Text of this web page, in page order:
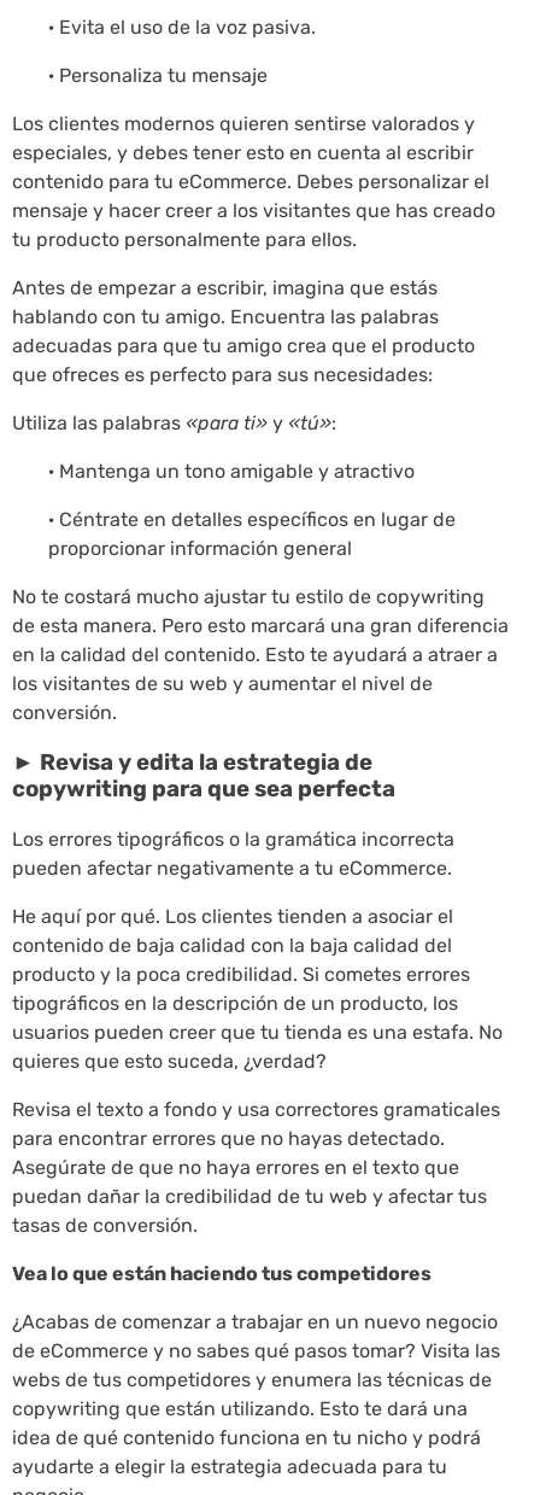
· Evita el uso de la voz pasiva.
· Personaliza tu mensaje
Los clientes modernos quieren sentirse valorados y
especiales, y debes tener esto en cuenta al escribir
contenido para tu eCommerce. Debes personalizar el
mensaje y hacer creer a los visitantes que has creado
tu producto personalmente para ellos.
Antes de empezar a escribir, imagina que estás
hablando con tu amigo. Encuentra las palabras
adecuadas para que tu amigo crea que el producto
que ofreces es perfecto para sus necesidades:
Utiliza las palabras «para ti» y «tú»:
· Mantenga un tono amigable y atractivo
· Céntrate en detalles específicos en lugar de
proporcionar información general
No te costará mucho ajustar tu estilo de copywriting
de esta manera. Pero esto marcará una gran diferencia
en la calidad del contenido. Esto te ayudará a atraer a
los visitantes de su web y aumentar el nivel de
conversión.
► Revisa y edita la estrategia de
copywriting para que sea perfecta
Los errores tipográficos o la gramática incorrecta
pueden afectar negativamente a tu eCommerce.
He aquí por qué. Los clientes tienden a asociar el
contenido de baja calidad con la baja calidad del
producto y la poca credibilidad. Si cometes errores
tipográficos en la descripción de un producto, los
usuarios pueden creer que tu tienda es una estafa. No
quieres que esto suceda, ¿verdad?
Revisa el texto a fondo y usa correctores gramaticales
para encontrar errores que no hayas detectado.
Asegúrate de que no haya errores en el texto que
puedan dañar la credibilidad de tu web y afectar tus
tasas de conversión.
Vea lo que están haciendo tus competidores
¿Acabas de comenzar a trabajar en un nuevo negocio
de eCommerce y no sabes qué pasos tomar? Visita las
webs de tus competidores y enumera las técnicas de
copywriting que están utilizando. Esto te dará una
idea de qué contenido funciona en tu nicho y podrá
ayudarte a elegir la estrategia adecuada para tu